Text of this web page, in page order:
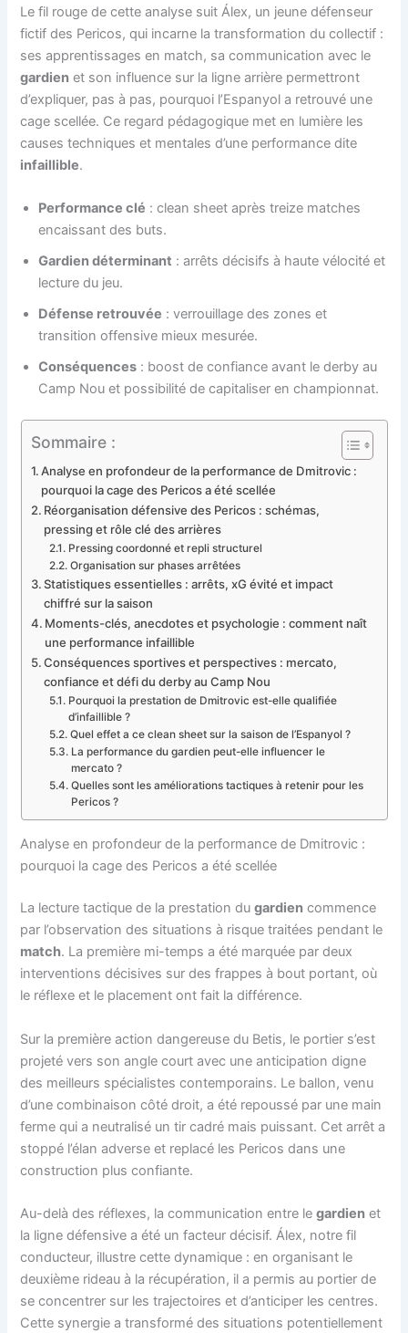
Le fil rouge de cette analyse suit Álex, un jeune défenseur
fictif des Pericos, qui incarne la transformation du collectif :
ses apprentissages en match, sa communication avec le
gardien et son influence sur la ligne arrière permettront
d’expliquer, pas à pas, pourquoi l’Espanyol a retrouvé une
cage scellée. Ce regard pédagogique met en lumière les
causes techniques et mentales d’une performance dite
infaillible.
Performance clé : clean sheet après treize matches
encaissant des buts.
Gardien déterminant : arrêts décisifs à haute vélocité et
lecture du jeu.
Défense retrouvée : verrouillage des zones et
transition offensive mieux mesurée.
Conséquences : boost de confiance avant le derby au
Camp Nou et possibilité de capitaliser en championnat.
Sommaire :
Analyse en profondeur de la performance de Dmitrovic :
pourquoi la cage des Pericos a été scellée
Réorganisation défensive des Pericos : schémas,
pressing et rôle clé des arrières
Pressing coordonné et repli structurel
Organisation sur phases arrêtées
Statistiques essentielles : arrêts, xG évité et impact
chiffré sur la saison
Moments-clés, anecdotes et psychologie : comment naît
une performance infaillible
Conséquences sportives et perspectives : mercato,
confiance et défi du derby au Camp Nou
Pourquoi la prestation de Dmitrovic est-elle qualifiée
d’infaillible ?
Quel effet a ce clean sheet sur la saison de l’Espanyol ?
La performance du gardien peut-elle influencer le
mercato ?
Quelles sont les améliorations tactiques à retenir pour les
Pericos ?
Analyse en profondeur de la performance de Dmitrovic :
pourquoi la cage des Pericos a été scellée
La lecture tactique de la prestation dugardien commence
par l’observation des situations à risque traitées pendant le
match. La première mi-temps a été marquée par deux
interventions décisives sur des frappes à bout portant, où
le réflexe et le placement ont fait la différence.
Sur la première action dangereuse du Betis, le portier s’est
projeté vers son angle court avec une anticipation digne
des meilleurs spécialistes contemporains. Le ballon, venu
d’une combinaison côté droit, a été repoussé par une main
ferme qui a neutralisé un tir cadré mais puissant. Cet arrêt a
stoppé l’élan adverse et replacé les Pericos dans une
construction plus confiante.
Au-delà des réflexes, la communication entre legardien et
la ligne défensive a été un facteur décisif. Álex, notre fil
conducteur, illustre cette dynamique : en organisant le
deuxième rideau à la récupération, il a permis au portier de
se concentrer sur les trajectoires et d’anticiper les centres.
Cette synergie a transformé des situations potentiellement